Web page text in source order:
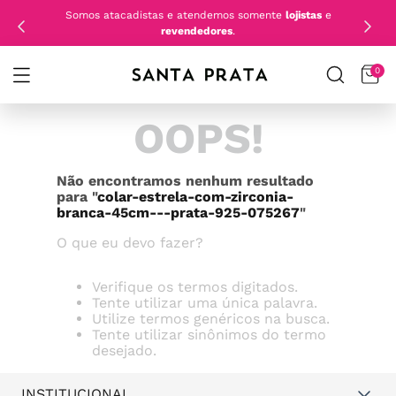
Somos atacadistas e atendemos somente lojistase
revendedores.
0
OOPS!
Não encontramos nenhum resultado
para "colar-estrela-com-zirconia-
branca-45cm---prata-925-075267"
O que eu devo fazer?
Verifique os termos digitados.
Tente utilizar uma única palavra.
Utilize termos genéricos na busca.
Tente utilizar sinônimos do termo
desejado.